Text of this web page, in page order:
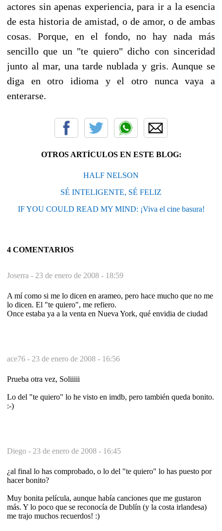
actores sin apenas experiencia, para ir a la esencia
de esta historia de amistad, o de amor, o de ambas
cosas. Porque, en el fondo, no hay nada más
sencillo que un "te quiero" dicho con sinceridad
junto al mar, una tarde nublada y gris. Aunque se
diga en otro idioma y el otro nunca vaya a
enterarse.
OTROS ARTÍCULOS EN ESTE BLOG:
HALF NELSON
SÉ INTELIGENTE, SÉ FELIZ
IF YOU COULD READ MY MIND: ¡Viva el cine basura!
4 COMENTARIOS
Joserra - 23 de enero de 2008 - 18:59
A mí como si me lo dicen en arameo, pero hace mucho que no me
lo dicen. El "te quiero", me refiero.
Once estaba ya a la venta en Nueva York, qué envidia de ciudad
ace76 - 23 de enero de 2008 - 16:56
Prueba otra vez, Soliiiii
Lo del "te quiero" lo he visto en imdb, pero también queda bonito.
:-)
Diego - 23 de enero de 2008 - 16:45
¿al final lo has comprobado, o lo del "te quiero" lo has puesto por
hacer bonito?
Muy bonita película, aunque había canciones que me gustaron
más. Y lo poco que se reconocía de Dublín (y la costa irlandesa)
me trajo muchos recuerdos! :)